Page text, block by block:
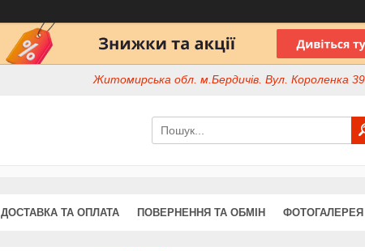
Житомирська обл. м.Бердичів. Вул. Короленка
ДОСТАВКА ТА ОПЛАТА ПОВЕРНЕННЯ ТА ОБМІН ФОТОГАЛЕРЕЯ